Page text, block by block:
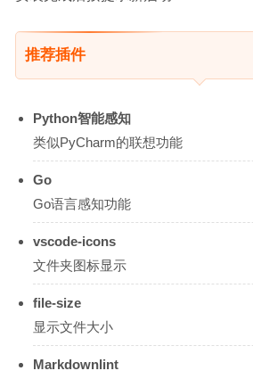
推荐插件
Python智能感知
类似PyCharm的联想功能
Go
Go语言感知功能
vscode-icons
文件夹图标显示
file-size
显示文件大小
Markdownlint